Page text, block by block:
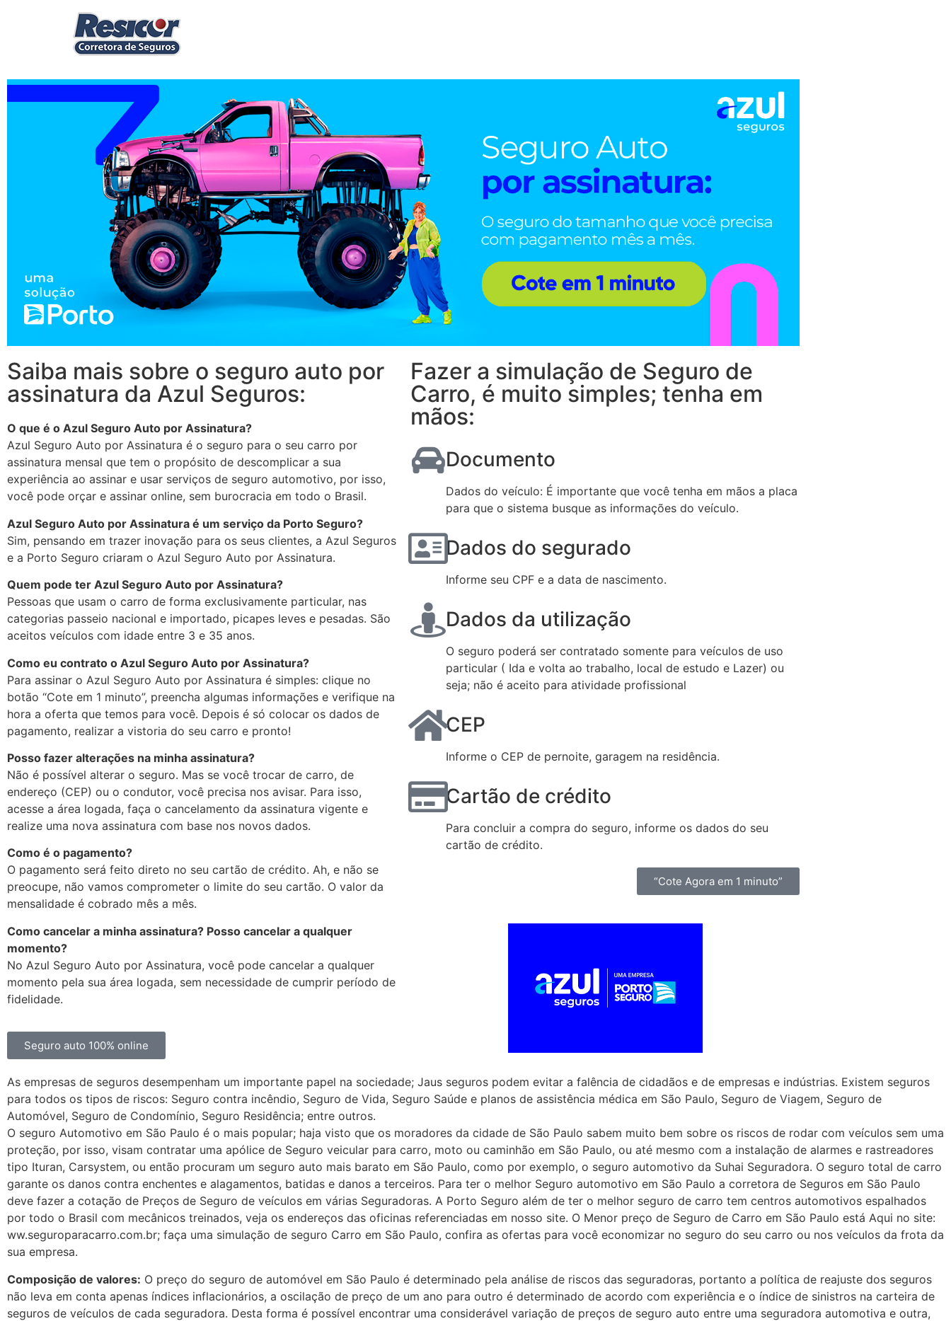
Saiba mais sobre o seguro auto por
assinatura da Azul Seguros:
O que é o Azul Seguro Auto por Assinatura?
Azul Seguro Auto por Assinatura é o seguro para o seu carro por
assinatura mensal que tem o propósito de descomplicar a sua
experiência ao assinar e usar serviços de seguro automotivo, por isso,
você pode orçar e assinar online, sem burocracia em todo o Brasil.
Azul Seguro Auto por Assinatura é um serviço da Porto Seguro?
Sim, pensando em trazer inovação para os seus clientes, a Azul Seguros
e a Porto Seguro criaram o Azul Seguro Auto por Assinatura.
Quem pode ter Azul Seguro Auto por Assinatura?
Pessoas que usam o carro de forma exclusivamente particular, nas
categorias passeio nacional e importado, picapes leves e pesadas. São
aceitos veículos com idade entre 3 e 35 anos.
Como eu contrato o Azul Seguro Auto por Assinatura?
Para assinar o Azul Seguro Auto por Assinatura é simples: clique no
botão “Cote em 1 minuto”, preencha algumas informações e verifique na
hora a oferta que temos para você. Depois é só colocar os dados de
pagamento, realizar a vistoria do seu carro e pronto!
Posso fazer alterações na minha assinatura?
Não é possível alterar o seguro. Mas se você trocar de carro, de
endereço (CEP) ou o condutor, você precisa nos avisar. Para isso,
acesse a área logada, faça o cancelamento da assinatura vigente e
realize uma nova assinatura com base nos novos dados.
Como é o pagamento?
O pagamento será feito direto no seu cartão de crédito. Ah, e não se
preocupe, não vamos comprometer o limite do seu cartão. O valor da
mensalidade é cobrado mês a mês.
Como cancelar a minha assinatura? Posso cancelar a qualquer
momento?
No Azul Seguro Auto por Assinatura, você pode cancelar a qualquer
momento pela sua área logada, sem necessidade de cumprir período de
fidelidade.
Seguro auto 100% online
Fazer a simulação de Seguro de
Carro, é muito simples; tenha em
mãos:
Documento
Dados do veículo: É importante que você tenha em mãos a placa
para que o sistema busque as informações do veículo.
Dados do segurado
Informe seu CPF e a data de nascimento.
Dados da utilização
O seguro poderá ser contratado somente para veículos de uso
particular ( Ida e volta ao trabalho, local de estudo e Lazer) ou
seja; não é aceito para atividade profissional
CEP
Informe o CEP de pernoite, garagem na residência.
Cartão de crédito
Para concluir a compra do seguro, informe os dados do seu
cartão de crédito.
“Cote Agora em 1 minuto”
As empresas de seguros desempenham um importante papel na sociedade; Jaus seguros podem evitar a falência de cidadãos e de empresas e indústrias. Existem seguros
para todos os tipos de riscos: Seguro contra incêndio, Seguro de Vida, Seguro Saúde e planos de assistência médica em São Paulo, Seguro de Viagem, Seguro de
Automóvel, Seguro de Condomínio, Seguro Residência; entre outros.
O seguro Automotivo em São Paulo é o mais popular; haja visto que os moradores da cidade de São Paulo sabem muito bem sobre os riscos de rodar com veículos sem uma
proteção, por isso, visam contratar uma apólice de Seguro veicular para carro, moto ou caminhão em São Paulo, ou até mesmo com a instalação de alarmes e rastreadores
tipo Ituran, Carsystem, ou então procuram um seguro auto mais barato em São Paulo, como por exemplo, o seguro automotivo da Suhai Seguradora. O seguro total de carro
garante os danos contra enchentes e alagamentos, batidas e danos a terceiros. Para ter o melhor Seguro automotivo em São Paulo a corretora de Seguros em São Paulo
deve fazer a cotação de Preços de Seguro de veículos em várias Seguradoras. A Porto Seguro além de ter o melhor seguro de carro tem centros automotivos espalhados
por todo o Brasil com mecânicos treinados, veja os endereços das oficinas referenciadas em nosso site. O Menor preço de Seguro de Carro em São Paulo está Aqui no site:
ww.seguroparacarro.com.br; faça uma simulação de seguro Carro em São Paulo, confira as ofertas para você economizar no seguro do seu carro ou nos veículos da frota da
sua empresa.
Composição de valores: O preço do seguro de automóvel em São Paulo é determinado pela análise de riscos das seguradoras, portanto a política de reajuste dos seguros
não leva em conta apenas índices inflacionários, a oscilação de preço de um ano para outro é determinado de acordo com experiência e o índice de sinistros na carteira de
seguros de veículos de cada seguradora. Desta forma é possível encontrar uma considerável variação de preços de seguro auto entre uma seguradora automotiva e outra,